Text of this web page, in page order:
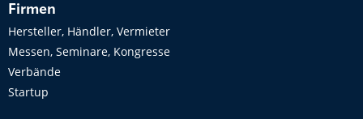
Firmen
Hersteller, Händler, Vermieter
Messen, Seminare, Kongresse
Verbände
Startup